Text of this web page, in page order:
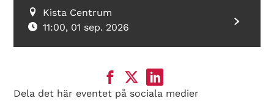
Kista Centrum
11:00, 01 sep. 2026
Dela det här eventet på sociala medier